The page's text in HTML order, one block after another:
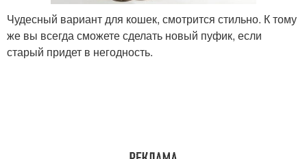
Чудесный вариант для кошек, смотрится стильно. К тому
же вы всегда сможете сделать новый пуфик, если
старый придет в негодность.